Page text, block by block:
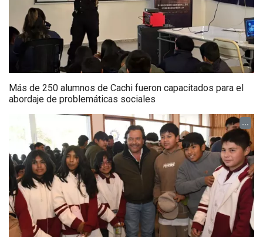
Más de 250 alumnos de Cachi fueron capacitados para el
abordaje de problemáticas sociales
...